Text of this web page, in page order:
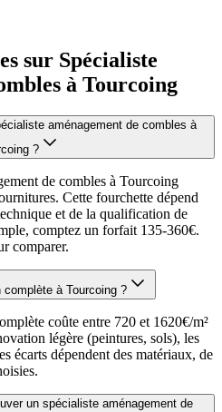
sur Spécialiste
à Tourcoing
aménagement de combles à
?
de combles à Tourcoing
Cette fourchette dépend
et de la qualification de
comptez un forfait 135-360€.
comparer.
à Tourcoing ?
coûte entre 720 et 1620€/m²
légère (peintures, sols), les
écarts dépendent des matériaux, de
un spécialiste aménagement de